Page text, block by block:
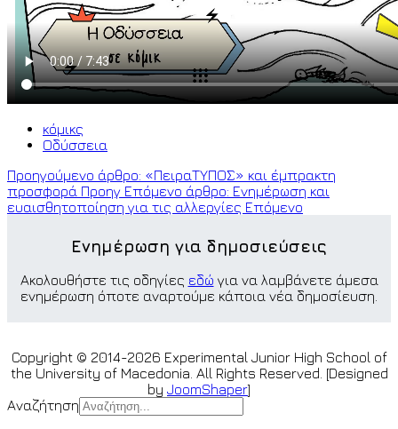
κόμικς
Οδύσσεια
Προηγούμενο άρθρο: «ΠειραΤΥΠΟΣ» και έμπρακτη
προσφορά Προηγ Επόμενο άρθρο: Ενημέρωση και
ευαισθητοποίηση για τις αλλεργίες Επόμενο
Ενημέρωση για δημοσιεύσεις
Ακολουθήστε τις οδηγίες εδώ για να λαμβάνετε άμεσα
ενημέρωση όποτε αναρτούμε κάποια νέα δημοσίευση.
Copyright © 2014-2026 Experimental Junior High School of
the University of Macedonia. All Rights Reserved. [Designed
by JoomShaper]
Αναζήτηση